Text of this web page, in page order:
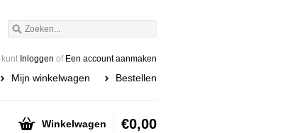
Inloggen of Een account aanmaken
Mijn winkelwagen Bestellen
Winkelwagen €0,00